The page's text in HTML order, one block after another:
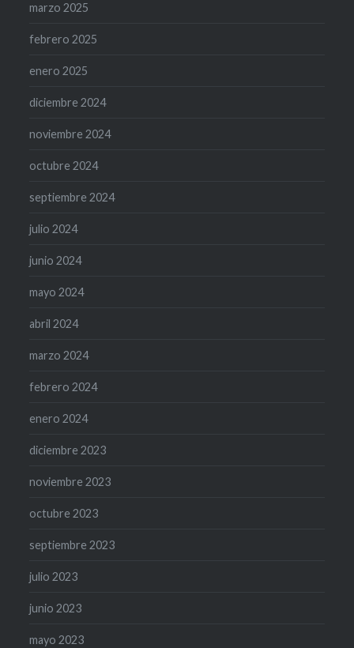
marzo 2025
febrero 2025
enero 2025
diciembre 2024
noviembre 2024
octubre 2024
septiembre 2024
julio 2024
junio 2024
mayo 2024
abril 2024
marzo 2024
febrero 2024
enero 2024
diciembre 2023
noviembre 2023
octubre 2023
septiembre 2023
julio 2023
junio 2023
mayo 2023